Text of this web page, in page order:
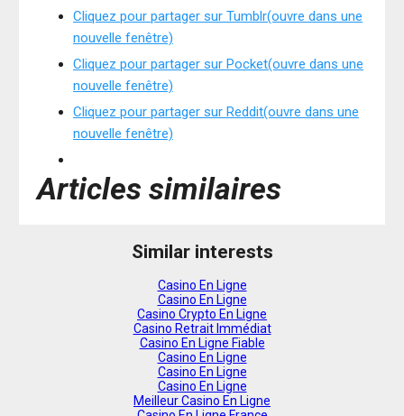
Cliquez pour partager sur Tumblr(ouvre dans une
nouvelle fenêtre)
Cliquez pour partager sur Pocket(ouvre dans une
nouvelle fenêtre)
Cliquez pour partager sur Reddit(ouvre dans une
nouvelle fenêtre)
Articles similaires
Similar interests
Casino En Ligne
Casino En Ligne
Casino Crypto En Ligne
Casino Retrait Immédiat
Casino En Ligne Fiable
Casino En Ligne
Casino En Ligne
Casino En Ligne
Meilleur Casino En Ligne